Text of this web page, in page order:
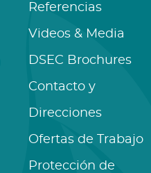
Referencias
Videos & Media
DSEC Brochures
Contacto y
Direcciones
Ofertas de Trabajo
Protección de